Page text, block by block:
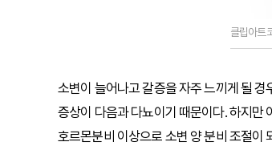
클립아트
소변이 늘어나고 갈증을 자주 느끼게 될 경
증상이 다음과 다뇨이기 때문이다. 하지만
호르몬분비 이상으로 소변 양 분비 조절이